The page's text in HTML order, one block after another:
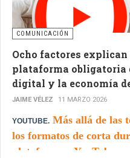
COMUNICACIÓN
Ocho factores explican
plataforma obligatoria
digital y la economía
JAIME VÉLEZ 11 MARZO 2026
YOUTUBE. Más allá de las
los formatos de corta
plataformas, YouTube